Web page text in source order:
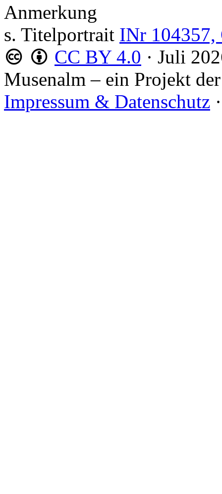
Anmerkung
s. Titelportrait INr 104357,
CC BY 4.0 · Juli
Musenalm – ein Projekt der
Impressum & Datenschutz ·